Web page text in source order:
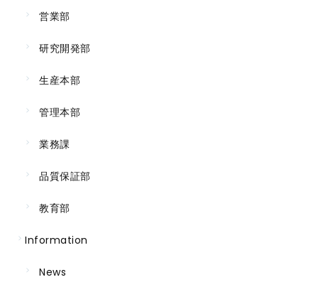
営業部
研究開発部
生産本部
管理本部
業務課
品質保証部
教育部
Information
News